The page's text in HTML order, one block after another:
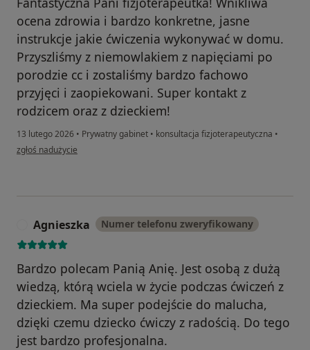
ocena zdrowia i bardzo konkretne, jasne
instrukcje jakie ćwiczenia wykonywać w domu.
Przyszliśmy z niemowlakiem z napięciami po
porodzie cc i zostaliśmy bardzo fachowo
przyjęci i zaopiekowani. Super kontakt z
rodzicem oraz z dzieckiem!
13 lutego 2026 • Prywatny gabinet • konsultacja fizjoterapeutyczna •
w opinii użytkownika Kamila S
zgłoś nadużycie
Agnieszka Numer telefonu zweryfikowany
Bardzo polecam Panią Anię. Jest osobą z dużą
wiedzą, którą wciela w życie podczas ćwiczeń z
dzieckiem. Ma super podejście do malucha,
dzięki czemu dziecko ćwiczy z radością. Do tego
jest bardzo profesjonalna.